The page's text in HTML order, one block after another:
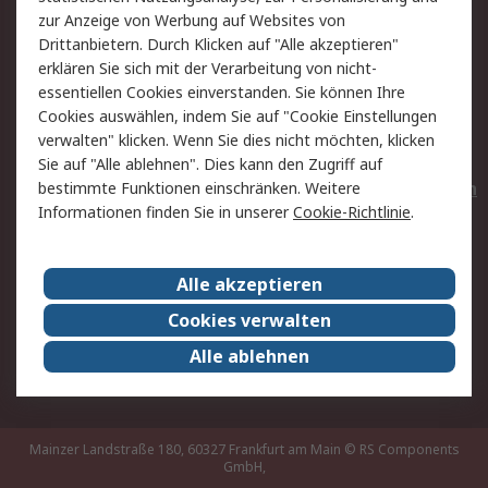
Hilfe
Privatkunden
Rechtliches
AGB
Datenschutz
Cookie-Richtlinie
Zahlungsbedingungen
Copyright/Impressum
Entsorgung
Elektrogeräte/Batterien
RS weltweit
Karriere bei RS
Nachhaltigkeit
Qualität/Umwelt/ZertifikatePresse-Center
Event-Center
Mainzer Landstraße 180, 60327 Frankfurt am Main © RS Components
GmbH,
zur Anzeige von Werbung auf Websites von
Drittanbietern. Durch Klicken auf "Alle akzeptieren"
erklären Sie sich mit der Verarbeitung von nicht-
essentiellen Cookies einverstanden. Sie können Ihre
Cookies auswählen, indem Sie auf "Cookie Einstellungen
verwalten" klicken. Wenn Sie dies nicht möchten, klicken
Sie auf "Alle ablehnen". Dies kann den Zugriff auf
bestimmte Funktionen einschränken. Weitere
Informationen finden Sie in unsererCookie-Richtlinie.
Alle akzeptieren
Cookies verwalten
Alle ablehnen